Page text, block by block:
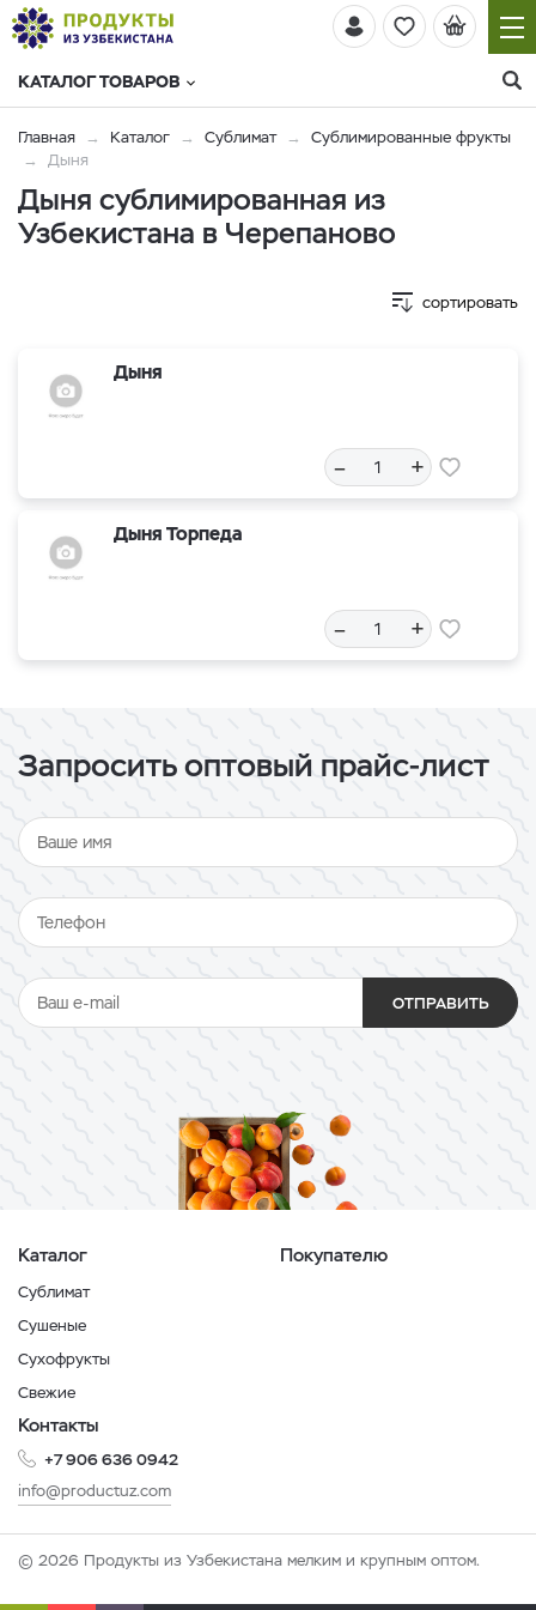
КАТАЛОГ ТОВАРОВ
Главная Каталог Сублимат
Сублимированные фрукты
Дыня
Дыня сублимированная из
Узбекистана в Черепаново
сортировать
Дыня
– +
Дыня Торпеда
– +
Запросить оптовый прайс-лист
ОТПРАВИТЬ
Каталог
Сублимат
Сушеные
Сухофрукты
Свежие
Покупателю
Контакты
+7 906 636 0942
info@productuz.com
© 2026 Продукты из Узбекистана мелким и крупным оптом.